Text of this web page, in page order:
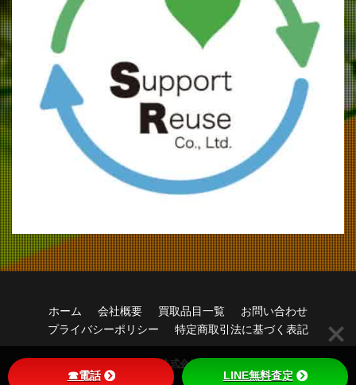
ホーム 会社概要 買取品目一覧
お問い合わせ
プライバシーポリシー
特定商取引法に基づく表記
株式会社サポートリユース
☎電話 LINE無料査定